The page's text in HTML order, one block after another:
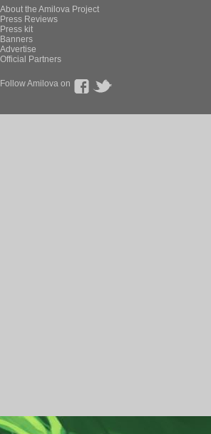
About the Amilova Project
Press Reviews
Press kit
Banners
Advertise
Official Partners
Follow Amilova on